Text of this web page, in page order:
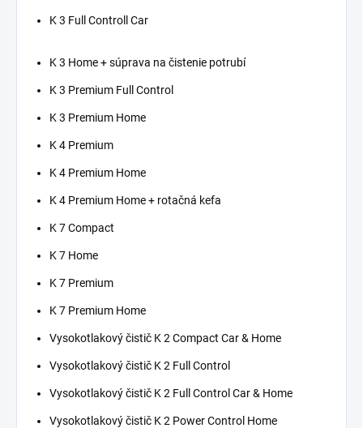
K 3 Full Controll Car
K 3 Home + súprava na čistenie potrubí
K 3 Premium Full Control
K 3 Premium Home
K 4 Premium
K 4 Premium Home
K 4 Premium Home + rotačná kefa
K 7 Compact
K 7 Home
K 7 Premium
K 7 Premium Home
Vysokotlakový čistič K 2 Compact Car & Home
Vysokotlakový čistič K 2 Full Control
Vysokotlakový čistič K 2 Full Control Car & Home
Vysokotlakový čistič K 2 Power Control Home